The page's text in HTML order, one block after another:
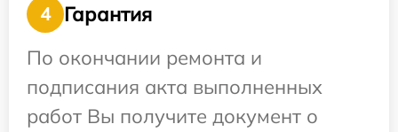
4
Гарантия
По окончании ремонта и
подписания акта выполненных
работ Вы получите документ о